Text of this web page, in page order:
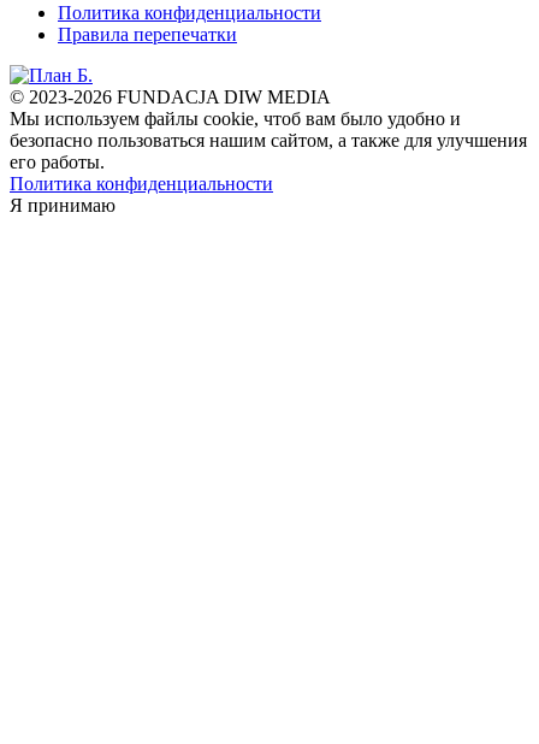
Политика конфиденциальности
Правила перепечатки
© 2023-2026 FUNDACJA DIW MEDIA
Мы используем файлы cookie, чтоб вам было удобно и
безопасно пользоваться нашим сайтом, а также для улучшения
его работы.
Политика конфиденциальности
Я принимаю